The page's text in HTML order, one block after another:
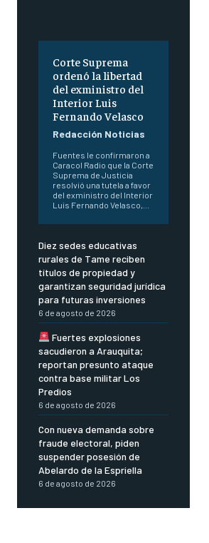
Corte Suprema
ordenó la libertad
del exministro del
Interior Luis
Fernando Velasco
Redacción Noticias
Fuentes le confirmaron a
Caracol Radio que la Corte
Suprema de Justicia
resolvió una tutela a favor
del exministro del Interior
Luis Fernando Velasco,...
Diez sedes educativas
rurales de Tame reciben
títulos de propiedad y
garantizan seguridad jurídica
para futuras inversiones
6 de agosto de 2026
Fuertes explosiones
sacudieron a Arauquita;
reportan presunto ataque
contra base militar Los
Predios
6 de agosto de 2026
Con nueva demanda sobre
fraude electoral, piden
suspender posesión de
Abelardo de la Espriella
6 de agosto de 2026